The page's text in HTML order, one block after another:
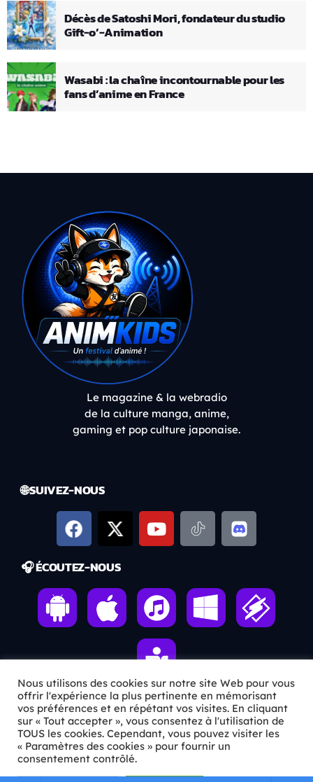
Décès de Satoshi Mori, fondateur du studio
Gift-o’-Animation
Wasabi : la chaîne incontournable pour les
fans d’anime en France
Le magazine & la webradio
de la culture manga, anime,
gaming et pop culture japonaise.
🌐 SUIVEZ-NOUS
🎧 ÉCOUTEZ-NOUS
ℹ️ INFOS PRATIQUES
✉️Contact
Nous utilisons des cookies sur notre site Web pour vous
offrir l'expérience la plus pertinente en mémorisant
vos préférences et en répétant vos visites. En cliquant
sur « Tout accepter », vous consentez à l'utilisation de
TOUS les cookies. Cependant, vous pouvez visiter les
« Paramètres des cookies » pour fournir un
consentement contrôlé.